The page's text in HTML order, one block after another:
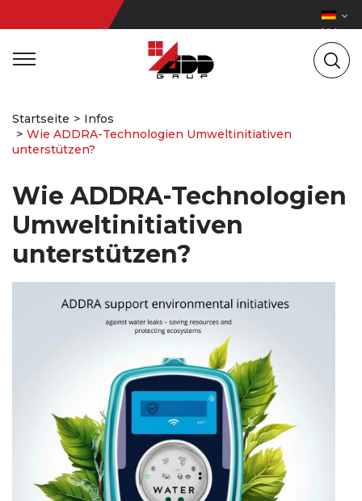
Startseite
Infos
Wie ADDRA-Technologien Umweltinitiativen
unterstützen?
Wie ADDRA-Technologien
Umweltinitiativen
unterstützen?